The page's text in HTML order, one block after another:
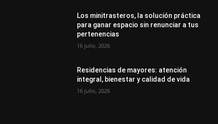
Los minitrasteros, la solución práctica
para ganar espacio sin renunciar a tus
pertenencias
16 julio, 2026
Residencias de mayores: atención
integral, bienestar y calidad de vida
16 julio, 2026